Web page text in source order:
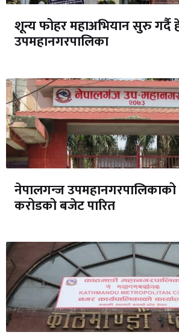
शून्य फोहर महाअभियान सुरु गर्दै
उपमहानगरपालिका
नेपालगन्ज
करोडको बजेट पारित